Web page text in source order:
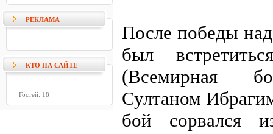
РЕКЛАМА
КТО НА САЙТЕ
Гостей: 18
После победы
был
(Всемирная
Султаном
бой сорвался